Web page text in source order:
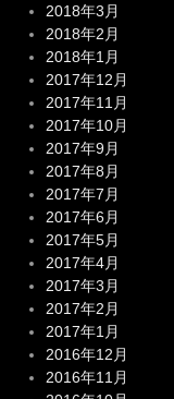
2018年3月
2018年2月
2018年1月
2017年12月
2017年11月
2017年10月
2017年9月
2017年8月
2017年7月
2017年6月
2017年5月
2017年4月
2017年3月
2017年2月
2017年1月
2016年12月
2016年11月